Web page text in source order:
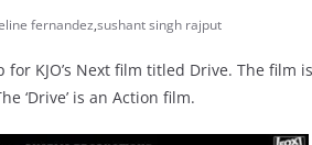
fernandez,sushant singh rajput
KJO’s Next film titled Drive. The film
‘Drive’ is an Action film.